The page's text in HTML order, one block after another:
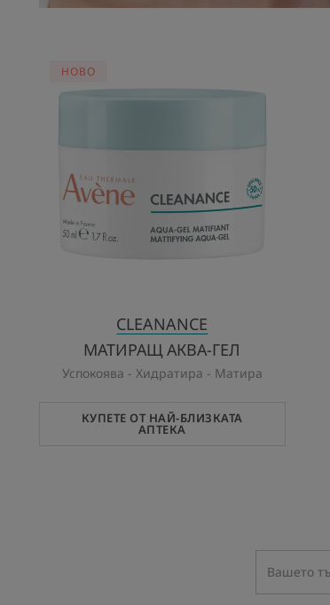
ГЕЛ
HOBO
CLEANANCE
МАТИРАЩ АКВА-ГЕЛ
Успокоява - Хидратира - Матира
КУПЕТЕ ОТ НАЙ-БЛИЗКАТА
АПТЕКА